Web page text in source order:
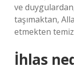
ve
taşımaktan,
etmekten
İhlas